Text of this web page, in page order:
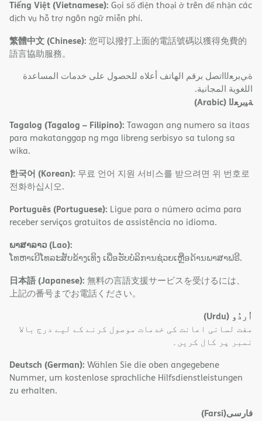
Tiếng Việt (Vietnamese): Gọi số điện thoại ở trên để nhận các
dịch vụ hỗ trợ ngôn ngữ miễn phí.
繁體中文 (Chinese): 您可以撥打上面的電話號碼以獲得免費的
語言協助服務。
ةﻲﺑﺮﻌﻟااﺗﺼﻞ ﺑﺮﻗﻢ اﻟﮭﺎﺗﻒ أﻋﻼه ﻟﻠﺤﺼﻮل ﻋﻠﻰ ﺧﺪﻣﺎت اﻟﻤﺴﺎﻋﺪة
اﻟﻠﻐﻮﯾﺔ اﻟﻤﺠﺎﻧﯿﺔ.
ﺔﯿﺑﺮﻌﻟا (Arabic)
Tagalog (Tagalog – Filipino): Tawagan ang numero sa itaas
para makatanggap ng mga libreng serbisyo sa tulong sa
wika.
한국어 (Korean): 무료 언어 지원 서비스를 받으려면 위 번호로
전화하십시오.
Português (Portuguese): Ligue para o número acima para
receber serviços gratuitos de assistência no idioma.
ພາສາລາວ (Lao):
ໂທຫາເບີໂທລະສັບຂ້າງເທິງ ເພື່ອຮັບບໍລິການຊ່ວຍເຫຼືອດ້ານພາສາຟຣີ.
日本語 (Japanese): 無料の言語支援サービスを受けるには、
上記の番号までお電話ください。
اُردُو (Urdu)
مفت لسانی اعانت کی خدمات موصول کرنے کے لیے درج بالا
نمبر پر کال کریں۔
Deutsch (German): Wählen Sie die oben angegebene
Nummer, um kostenlose sprachliche Hilfsdienstleistungen
zu erhalten.
فارسی(Farsi)